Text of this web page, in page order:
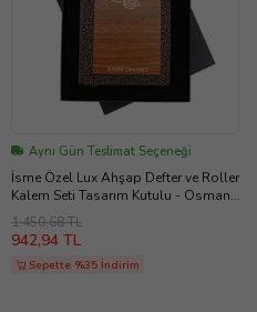
Aynı Gün Teslimat Seçeneği
İsme Özel Lux Ahşap Defter ve Roller
Kalem Seti Tasarım Kutulu - Osmanlı
Arması
1.450,68 TL
942,94 TL
Sepette %35 İndirim